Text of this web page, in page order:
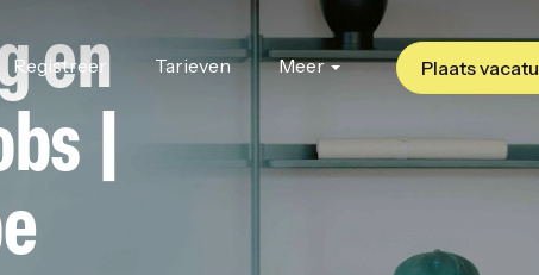
Registreer Tarieven Meer Plaats
en
|